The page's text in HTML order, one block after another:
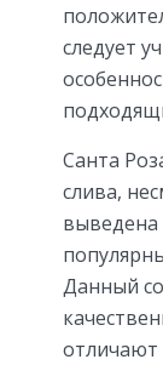
следует
Санта
слива,
выведена
Данный
отличают